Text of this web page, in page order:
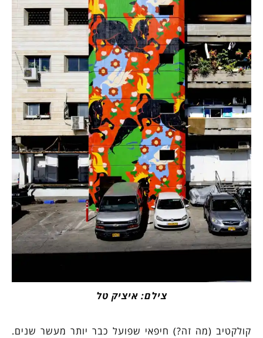
צילם: איציק טל
קולקטיב (מה זה?) חיפאי שפועל כבר יותר מעשר שנים.